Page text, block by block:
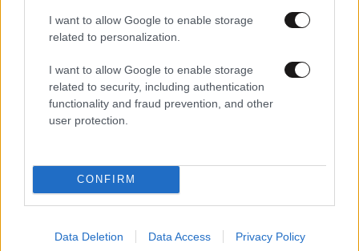
I want to allow Google to enable storage
related to personalization.
I want to allow Google to enable storage
related to security, including authentication
functionality and fraud prevention, and other
user protection.
CONFIRM
Data Deletion Data Access Privacy Policy